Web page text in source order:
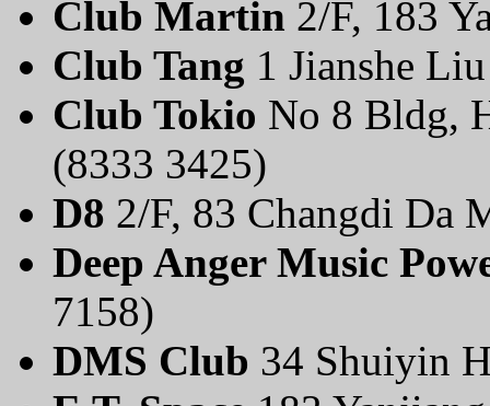
Club Martin 2/F, 183
Club Tang 1 Jianshe
Club Tokio No 8 Bldg,
(8333 3425)
D8 2/F, 83 Changdi Da
Deep Anger Music
7158)
DMS Club 34 Shuiyin